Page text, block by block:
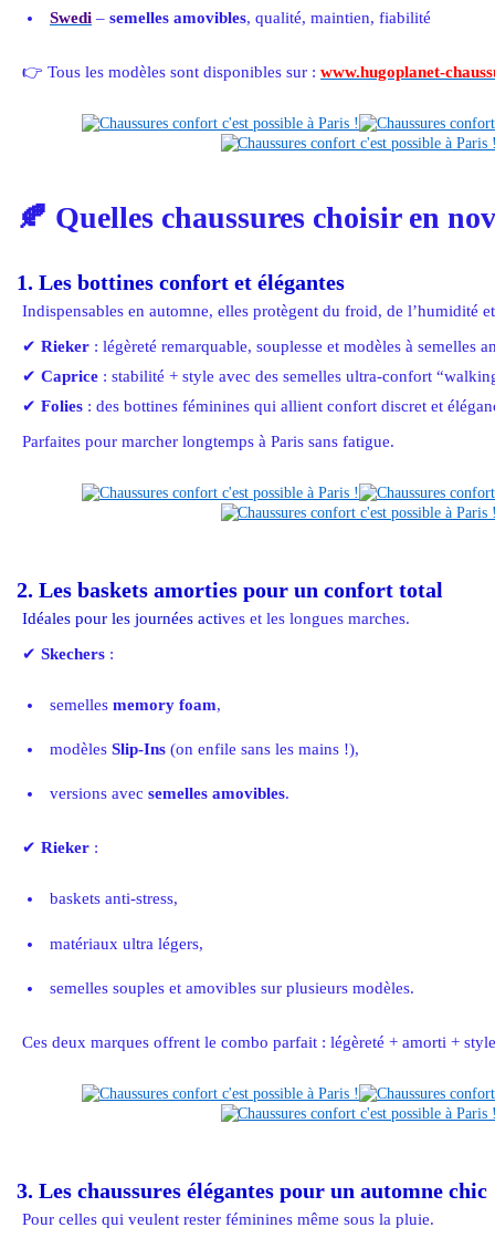
Swedi – semelles amovibles, qualité, maintien, fiabilité
👉 Tous les modèles sont disponibles sur : www.hugoplanet-
🍂 Quelles chaussures choisir en
1. Les bottines confort et élégantes
Indispensables en automne, elles protègent du froid, de l’humidité
✔ Rieker : légèreté remarquable, souplesse et modèles à semelles
✔ Caprice : stabilité + style avec des semelles ultra-confort
✔ Folies : des bottines féminines qui allient confort discret et
Parfaites pour marcher longtemps à Paris sans fatigue.
2. Les baskets amorties pour un confort total
Idéales pour les journées actives et les longues marches.
✔ Skechers :
semelles memory foam,
modèles Slip-Ins (on enfile sans les mains !),
versions avec semelles amovibles.
✔ Rieker :
baskets anti-stress,
matériaux ultra légers,
semelles souples et amovibles sur plusieurs modèles.
Ces deux marques offrent le combo parfait : légèreté + amorti +
3. Les chaussures élégantes pour un automne chic
Pour celles qui veulent rester féminines même sous la pluie.